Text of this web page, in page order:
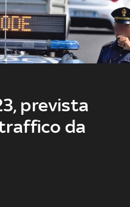
prevista
da